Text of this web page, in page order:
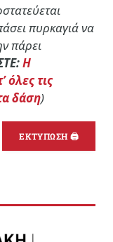
πυρκαγιά να
πάρει
Η
όλες τις
δάση)
ΕΚΤΥΠΩΣΗ 🖨